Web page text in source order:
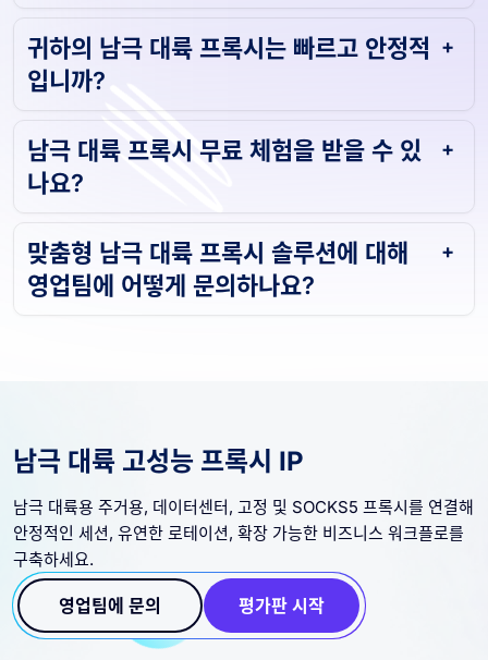
귀하의 남극 대륙 프록시는 빠르고 안정적
입니까?
남극 대륙 프록시 무료 체험을 받을 수 있
나요?
맞춤형 남극 대륙 프록시 솔루션에 대해
영업팀에 어떻게 문의하나요?
남극 대륙 고성능 프록시 IP
남극 대륙용 주거용, 데이터센터, 고정 및 SOCKS5 프록시를 연결해
안정적인 세션, 유연한 로테이션, 확장 가능한 비즈니스 워크플로를
구축하세요.
영업팀에 문의 평가판 시작